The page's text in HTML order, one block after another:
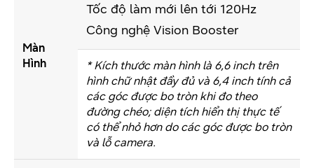
Màn
Hình
Tốc độ làm mới lên tới 120Hz
Công nghệ Vision Booster
* Kích thước màn hình là 6,6 inch trên
hình chữ nhật đầy đủ và 6,4 inch tính cả
các góc được bo tròn khi đo theo
đường chéo; diện tích hiển thị thực tế
có thể nhỏ hơn do các góc được bo tròn
và lỗ camera.